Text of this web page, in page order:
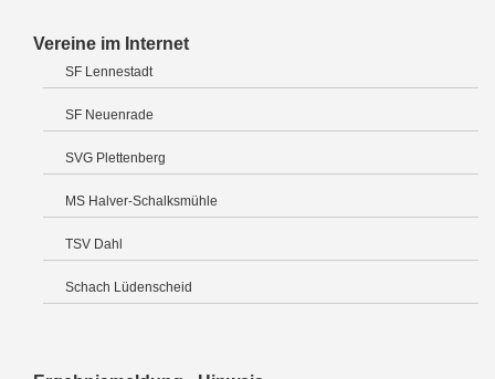
Vereine im Internet
SF Lennestadt
SF Neuenrade
SVG Plettenberg
MS Halver-Schalksmühle
TSV Dahl
Schach Lüdenscheid